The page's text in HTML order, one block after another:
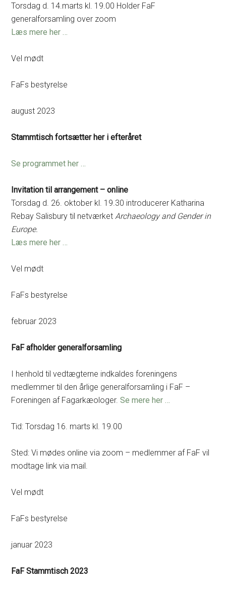
Torsdag d. 14.marts kl. 19.00 Holder FaF
generalforsamling over zoom
Læs mere her …
Vel mødt
FaFs bestyrelse
august 2023
Stammtisch fortsætter her i efteråret
Se programmet her …
Invitation til arrangement – online
Torsdag d. 26. oktober kl. 19.30 introducerer Katharina
Rebay Salisbury til netværketArchaeology and Gender in
Europe.
Læs mere her …
Vel mødt
FaFs bestyrelse
februar 2023
FaF afholder generalforsamling
I henhold til vedtægterne indkaldes foreningens
medlemmer til den årlige generalforsamling i FaF –
Foreningen af Fagarkæologer.Se mere her …
Tid: Torsdag 16. marts kl. 19.00
Sted: Vi mødes online via zoom – medlemmer af FaF vil
modtage link via mail.
Vel mødt
FaFs bestyrelse
januar 2023
FaF Stammtisch 2023